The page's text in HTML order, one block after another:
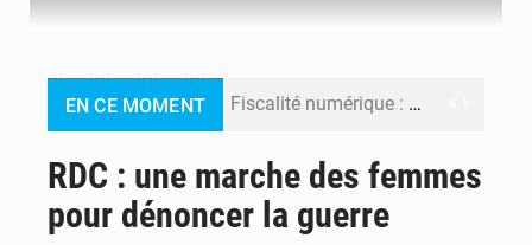
EN CE MOMENT Fiscalité numérique : Seules les startups bénéficient de l’exonération, mais l’arrêté interministériel reste en vigueur (Mise au point)
RDC : une marche des femmes
pour dénoncer la guerre